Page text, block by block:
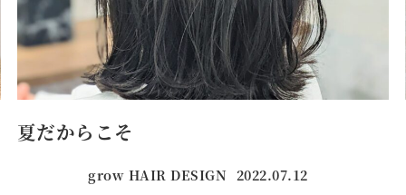
夏だからこそ
grow HAIR DESIGN 投稿日
2022.07.12